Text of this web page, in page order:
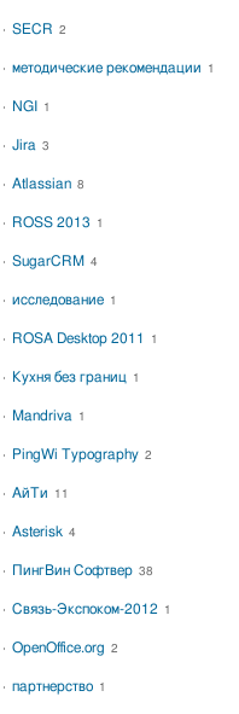
SECR 2
методические рекомендации 1
NGI 1
Jira 3
Atlassian 8
ROSS 2013 1
SugarCRM 4
исследование 1
ROSA Desktop 2011 1
Кухня без границ 1
Mandriva 1
PingWi Typography 2
АйТи 11
Asterisk 4
ПингВин Софтвер 38
Связь-Экспоком-2012 1
OpenOffice.org 2
партнерство 1